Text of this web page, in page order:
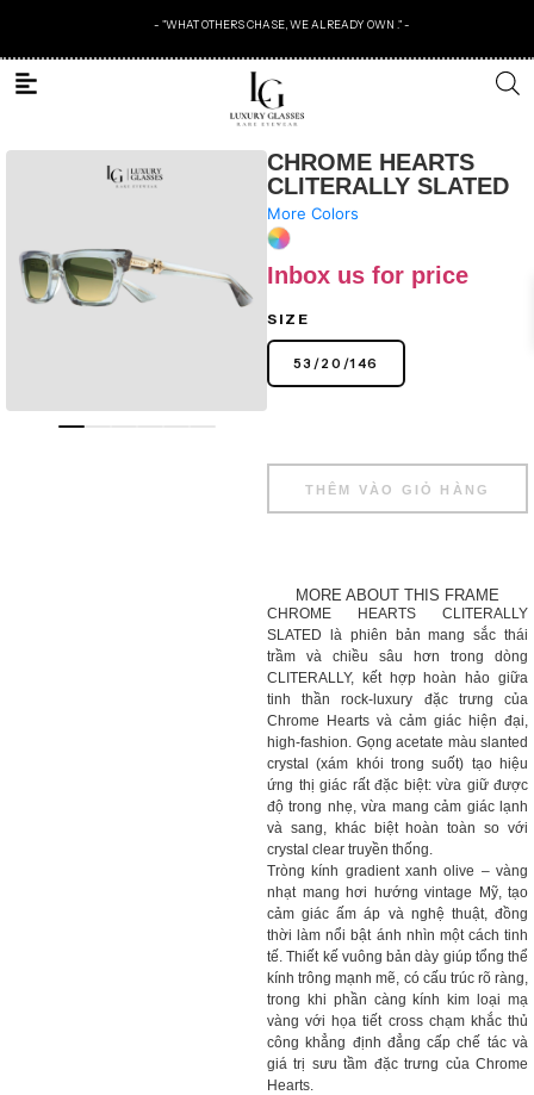
- "WHAT OTHERS CHASE, WE ALREADY OWN ." -
CHROME HEARTS
CLITERALLY SLATED
More Colors
Inbox us for price
SIZE
53 /20 /146
THÊM VÀO GIỎ HÀNG
MORE ABOUT THIS FRAME
CHROME HEARTS CLITERALLY
SLATED là phiên bản mang sắc thái
trầm và chiều sâu hơn trong dòng
CLITERALLY, kết hợp hoàn hảo giữa
tinh thần rock-luxury đặc trưng của
Chrome Hearts và cảm giác hiện đại,
high-fashion. Gọng acetate màu slanted
crystal (xám khói trong suốt) tạo hiệu
ứng thị giác rất đặc biệt: vừa giữ được
độ trong nhẹ, vừa mang cảm giác lạnh
và sang, khác biệt hoàn toàn so với
crystal clear truyền thống.
Tròng kính gradient xanh olive – vàng
nhạt mang hơi hướng vintage Mỹ, tạo
cảm giác ấm áp và nghệ thuật, đồng
thời làm nổi bật ánh nhìn một cách tinh
tế. Thiết kế vuông bản dày giúp tổng thể
kính trông mạnh mẽ, có cấu trúc rõ ràng,
trong khi phần càng kính kim loại mạ
vàng với họa tiết cross chạm khắc thủ
công khẳng định đẳng cấp chế tác và
giá trị sưu tầm đặc trưng của Chrome
Hearts.